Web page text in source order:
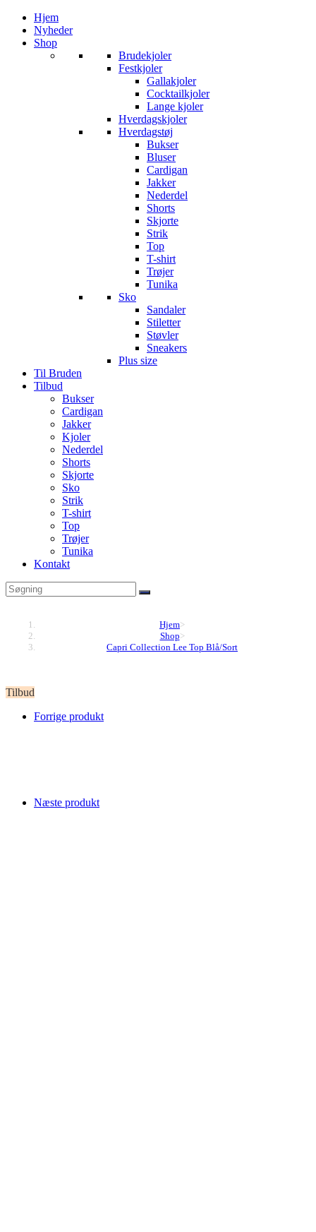
Hjem
Nyheder
Shop
Brudekjoler
Festkjoler
Gallakjoler
Cocktailkjoler
Lange kjoler
Hverdagskjoler
Hverdagstøj
Bukser
Bluser
Cardigan
Jakker
Nederdel
Shorts
Skjorte
Strik
Top
T-shirt
Trøjer
Tunika
Sko
Sandaler
Stiletter
Støvler
Sneakers
Plus size
Til Bruden
Tilbud
Bukser
Cardigan
Jakker
Kjoler
Nederdel
Shorts
Skjorte
Sko
Strik
T-shirt
Top
Trøjer
Tunika
Kontakt
Hjem>
Shop>
Capri Collection Lee Top Blå/Sort
Tilbud
Forrige produkt
Næste produkt